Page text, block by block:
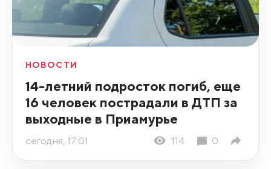
НОВОСТИ
14-летний подросток погиб, еще
16 человек пострадали в ДТП за
выходные в Приамурье
сегодня, 17:01 114 0